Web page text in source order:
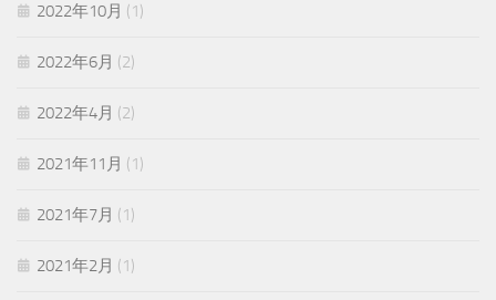
2022年10月 (1)
2022年6月 (2)
2022年4月 (2)
2021年11月 (1)
2021年7月 (1)
2021年2月 (1)